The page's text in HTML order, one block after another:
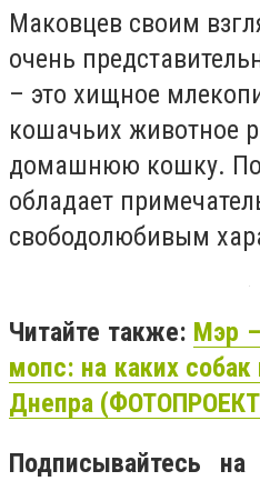
Маковцев своим
очень
– это хищное
кошачьих животное
домашнюю кошку.
обладает
свободолюбивым
Читайте также: Мэр
мопс: на каких
Днепра
Подписывайтесь